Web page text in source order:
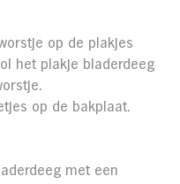
op de plakjes
het plakje bladerdeeg
op de bakplaat.
met een